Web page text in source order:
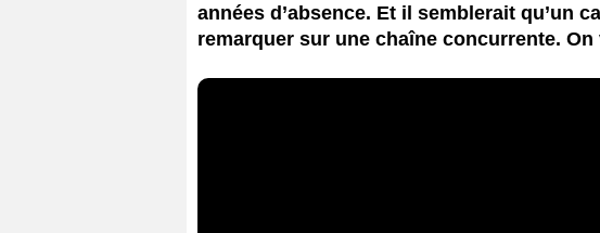
années d’absence. Et il semblerait qu’un
remarquer sur une chaîne concurrente.